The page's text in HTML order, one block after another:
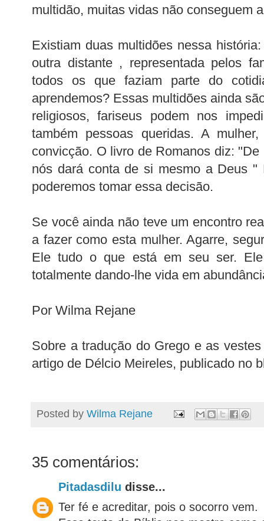
multidão, muitas vidas não conseguem
Existiam duas multidões nessa
outra distante , representada pelos
todos os que faziam parte do
aprendemos? Essas multidões ainda
religiosos, fariseus podem nos
também pessoas queridas. A
convicção. O livro de Romanos diz:
nós dará conta de si mesmo a Deus "
poderemos tomar essa decisão.
Se você ainda não teve um encontro
a fazer como esta mulher. Agarre,
Ele tudo o que está em seu ser.
totalmente dando-lhe vida em
Por Wilma Rejane
Sobre a tradução do Grego e as
artigo de Délcio Meireles, publicado no
Posted by Wilma Rejane
35 comentários:
Pitadasdilu disse...
Ter fé e acreditar, pois o socorro vem.